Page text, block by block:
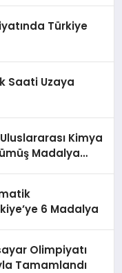
Türkiye
Saati Uzaya
Kimya
Madalya
6 Madalya
Olimpiyatı
Tamamlandı